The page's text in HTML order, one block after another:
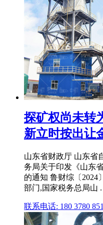
探矿权尚未转
新立时按出让
山东省财政厅 山东省
务局关于印发《山东
的通知 鲁财综〔2024
部门,国家税务总局山 .
联系电话: 180 3780